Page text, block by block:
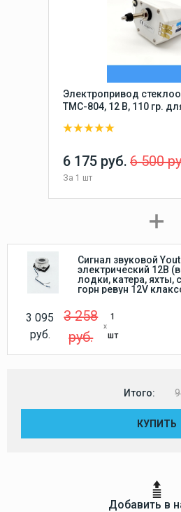
Электропривод
TMC-804, 12 В, 110 гр.
электрический мотор
(дворников)
6 175 руб. 6 500
За 1 шт
Сигнал звуковой
электрический 12В
лодки, катера, яхты,
горн ревун 12V
3 095
руб.
3 258
руб.
1
шт
Итого:
КУПИТЬ
Добавить в